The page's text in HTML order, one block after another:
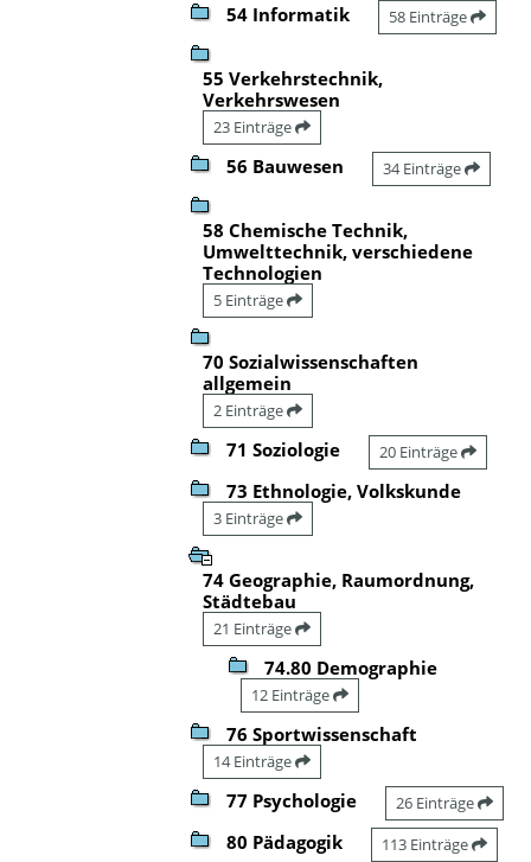
54 Informatik 58 Einträge
55 Verkehrstechnik,
Verkehrswesen
23 Einträge
56 Bauwesen 34 Einträge
58 Chemische Technik,
Umwelttechnik, verschiedene
Technologien
5 Einträge
70 Sozialwissenschaften
allgemein
2 Einträge
71 Soziologie 20 Einträge
73 Ethnologie, Volkskunde
3 Einträge
74 Geographie, Raumordnung,
Städtebau
21 Einträge
74.80 Demographie
12 Einträge
76 Sportwissenschaft
14 Einträge
77 Psychologie 26 Einträge
80 Pädagogik 113 Einträge